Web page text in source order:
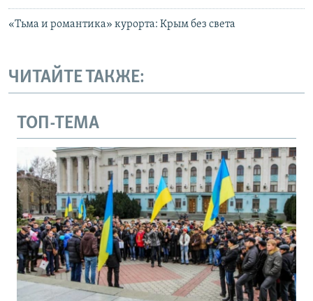
«Тьма и романтика» курорта: Крым без света
ЧИТАЙТЕ ТАКЖЕ:
ТОП-ТЕМА